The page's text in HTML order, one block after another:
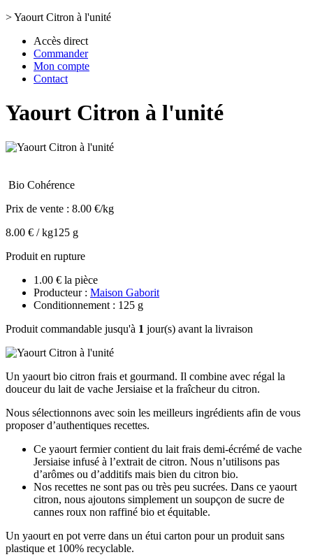
>Yaourt Citron à l'unité
Accès direct
Commander
Mon compte
Contact
Yaourt Citron à l'unité
Bio Cohérence
Prix de vente : 8.00 €/kg
8.00 € / kg125 g
Produit en rupture
1.00 € la pièce
Producteur : Maison Gaborit
Conditionnement : 125 g
Produit commandable jusqu'à 1 jour(s) avant la livraison
Un yaourt bio citron frais et gourmand. Il combine avec régal la
douceur du lait de vache Jersiaise et la fraîcheur du citron.
Nous sélectionnons avec soin les meilleurs ingrédients afin de vous
proposer d’authentiques recettes.
Ce yaourt fermier contient du lait frais demi-écrémé de vache
Jersiaise infusé à l’extrait de citron. Nous n’utilisons pas
d’arômes ou d’additifs mais bien du citron bio.
Nos recettes ne sont pas ou très peu sucrées. Dans ce yaourt
citron, nous ajoutons simplement un soupçon de sucre de
cannes roux non raffiné bio et équitable.
Un yaourt en pot verre dans un étui carton pour un produit sans
plastique et 100% recyclable.